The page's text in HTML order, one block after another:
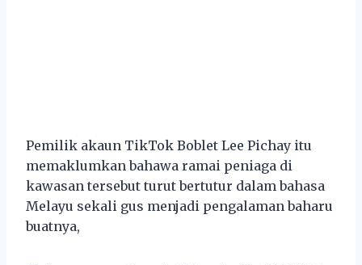
Pemilik akaun TikTok Boblet Lee Pichay itu
memaklumkan bahawa ramai peniaga di
kawasan tersebut turut bertutur dalam bahasa
Melayu sekali gus menjadi pengalaman baharu
buatnya,